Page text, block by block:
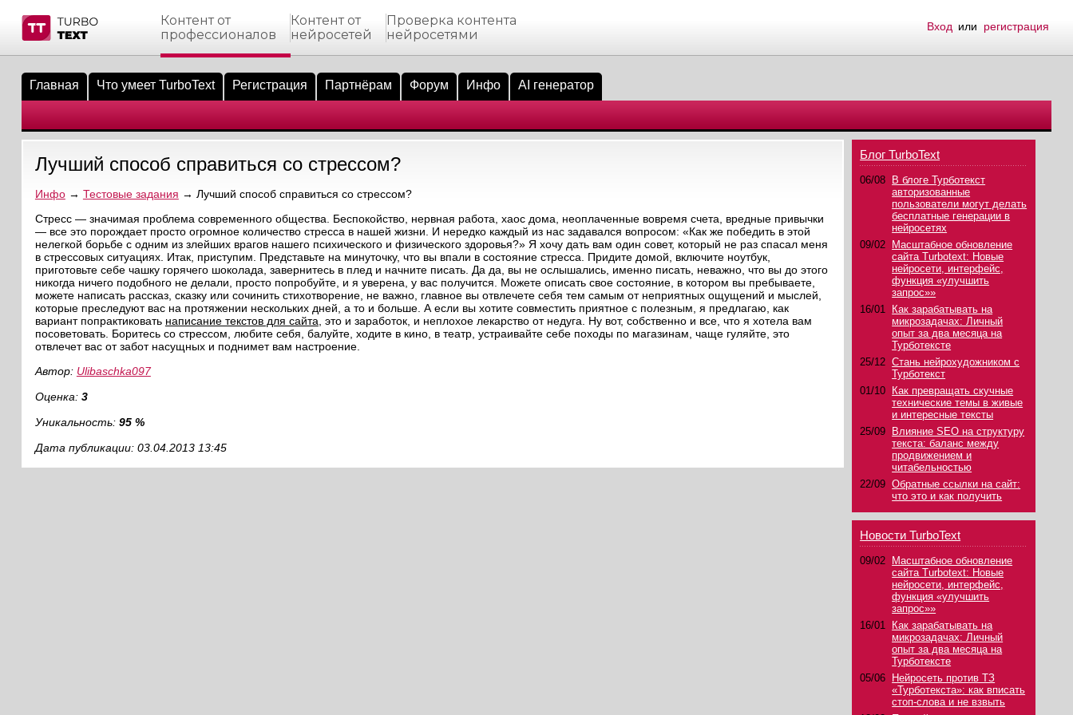
материалы
биржи
пользователи
эфир
на сайте
пользователей
сообщения
по форуму
Контент от
профессионалов
Контент от
нейросетей
Проверка контента
нейросетями
Вход или регистрация
Главная Что умеет TurboText Регистрация Партнёрам Форум Инфо AI генератор
Лучший способ справиться со стрессом?
Инфо→ Тестовые задания → Лучший способ справиться со стрессом?
Стресс — значимая проблема современного общества. Беспокойство, нервная работа, хаос дома, неоплаченные вовремя счета, вредные привычки
— все это порождает просто огромное количество стресса в нашей жизни. И нередко каждый из нас задавался вопросом: «Как же победить в этой
нелегкой борьбе с одним из злейших врагов нашего психического и физического здоровья?» Я хочу дать вам один совет, который не раз спасал меня
в стрессовых ситуациях. Итак, приступим. Представьте на минуточку, что вы впали в состояние стресса. Придите домой, включите ноутбук,
приготовьте себе чашку горячего шоколада, завернитесь в плед и начните писать. Да да, вы не ослышались, именно писать, неважно, что вы до этого
никогда ничего подобного не делали, просто попробуйте, и я уверена, у вас получится. Можете описать свое состояние, в котором вы пребываете,
можете написать рассказ, сказку или сочинить стихотворение, не важно, главное вы отвлечете себя тем самым от неприятных ощущений и мыслей,
которые преследуют вас на протяжении нескольких дней, а то и больше. А если вы хотите совместить приятное с полезным, я предлагаю, как
вариант попрактиковать написание текстов для сайта , это и заработок, и неплохое лекарство от недуга. Ну вот, собственно и все, что я хотела вам
посоветовать. Боритесь со стрессом, любите себя, балуйте, ходите в кино, в театр, устраивайте себе походы по магазинам, чаще гуляйте, это
отвлечет вас от забот насущных и поднимет вам настроение.
Автор: Ulibaschka097
Оценка: 3
Уникальность: 95 %
Дата публикации: 03.04.2013 13:45
Блог TurboText
06/08
В блоге Турботекст
авторизованные
пользователи могут делать
бесплатные генерации в
нейросетях
09/02
Масштабное обновление
сайта Turbotext: Новые
нейросети, интерфейс,
функция «улучшить
запрос»»
16/01
Как зарабатывать на
микрозадачах: Личный
опыт за два месяца на
Турботексте
25/12 Стань нейрохудожником с
Турботекст
01/10
Как превращать скучные
технические темы в живые
и интересные тексты
25/09
Влияние SEO на структуру
текста: баланс между
продвижением и
читабельностью
22/09 Обратные ссылки на сайт:
что это и как получить
Новости TurboText
09/02
Масштабное обновление
сайта Turbotext: Новые
нейросети, интерфейс,
функция «улучшить
запрос»»
16/01
Как зарабатывать на
микрозадачах: Личный
опыт за два месяца на
Турботексте
05/06
Нейросеть против ТЗ
«Турботекста»: как вписать
стоп-слова и не взвыть